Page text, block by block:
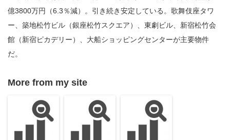
億3800万円（6.3％減）。引き続き安定している。歌舞伎座タワ
ー、築地松竹ビル（銀座松竹スクエア）、東劇ビル、新宿松竹会
館（新宿ピカデリー）、大船ショッピングセンターが主要物件
だ。
More from my site